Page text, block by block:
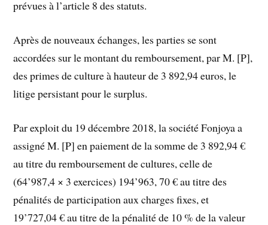
prévues à l’article 8 des statuts.
Après de nouveaux échanges, les parties se sont
accordées sur le montant du remboursement, par M. [P],
des primes de culture à hauteur de 3 892,94 euros, le
litige persistant pour le surplus.
Par exploit du 19 décembre 2018, la société Fonjoya a
assigné M. [P] en paiement de la somme de 3 892,94 €
au titre du remboursement de cultures, celle de
(64’987,4 × 3 exercices) 194’963, 70 € au titre des
pénalités de participation aux charges fixes, et
19’727,04 € au titre de la pénalité de 10 % de la valeur